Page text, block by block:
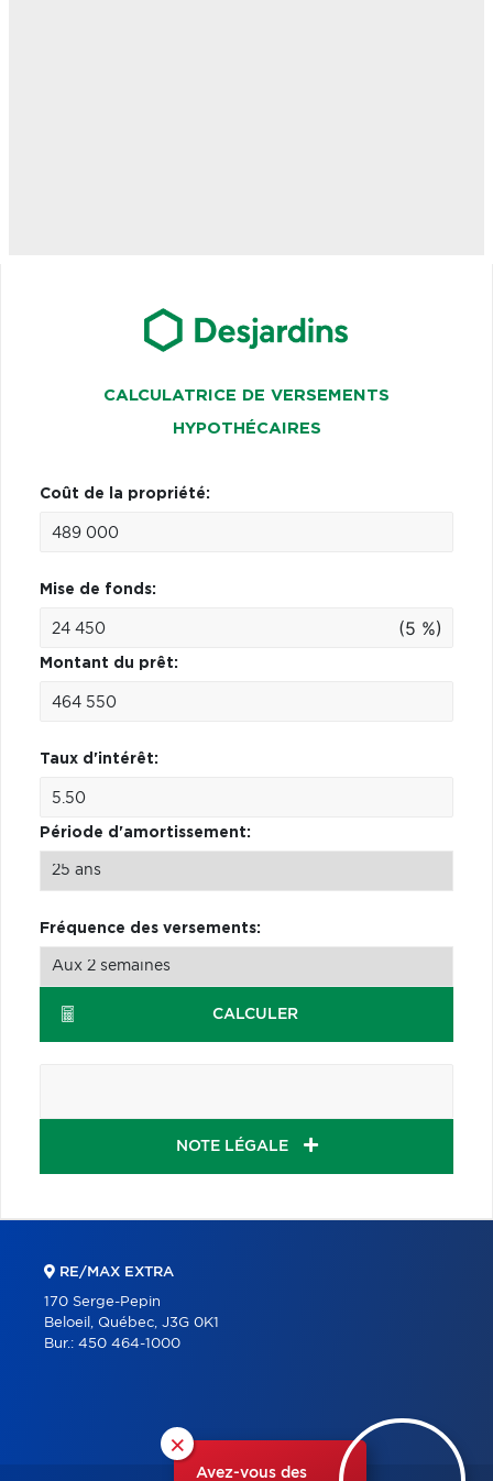
CALCULATRICE DE VERSEMENTS
HYPOTHÉCAIRES
Coût de la propriété:
Mise de fonds:
(5 %)
Montant du prêt:
Taux d'intérêt:
Période d'amortissement:
Fréquence des versements:
CALCULER
NOTE LÉGALE
×
Avez-vous des
RE/MAX EXTRA
170 Serge-Pepin
Beloeil, Québec, J3G 0K1
Bur.: 450 464-1000